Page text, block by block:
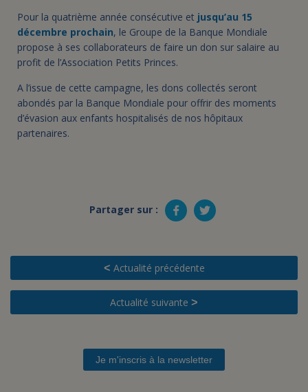
Pour la quatrième année consécutive et jusqu’au 15
décembre prochain, le Groupe de la Banque Mondiale
propose à ses collaborateurs de faire un don sur salaire au
profit de l’Association Petits Princes.
A l’issue de cette campagne, les dons collectés seront
abondés par la Banque Mondiale pour offrir des moments
d’évasion aux enfants hospitalisés de nos hôpitaux
partenaires.
Partager sur :
< Actualité précédente
Actualité suivante >
Je m'inscris à la newsletter